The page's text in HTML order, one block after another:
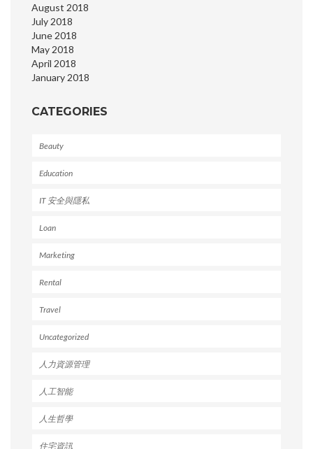
August 2018
July 2018
June 2018
May 2018
April 2018
January 2018
CATEGORIES
Beauty
Education
IT 安全與隱私
Loan
Marketing
Rental
Travel
Uncategorized
人力資源管理
人工智能
人生哲學
住宅資訊